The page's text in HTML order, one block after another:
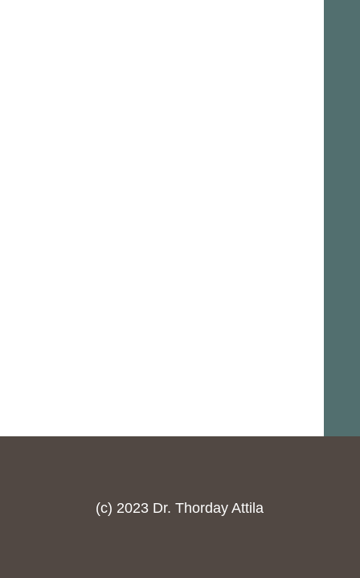
(c) 2023 Dr. Thorday Attila